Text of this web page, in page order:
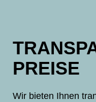
PREISE
Wir bieten Ihnen